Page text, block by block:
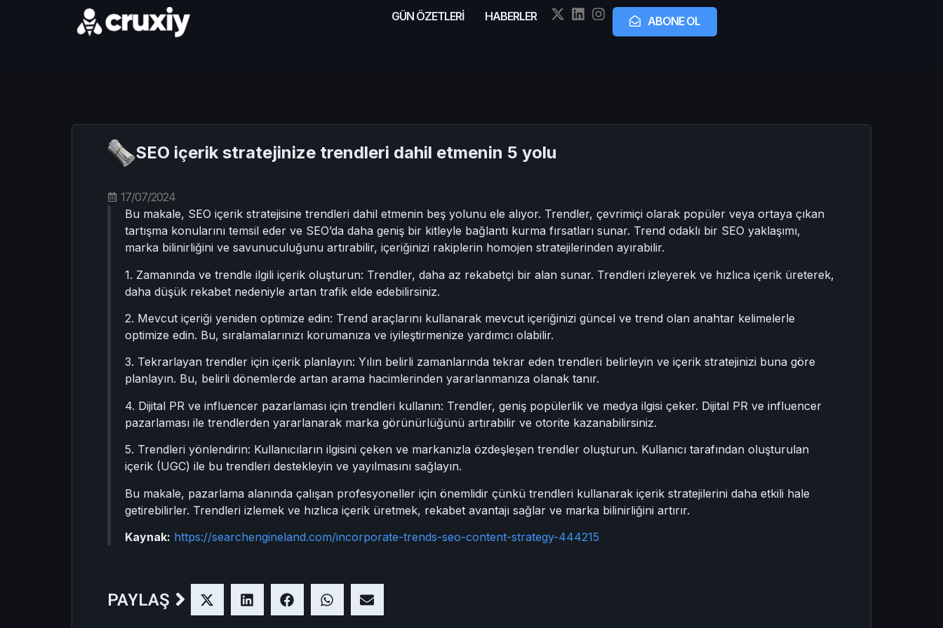
GÜN ÖZETLERİ HABERLER ABONE OL
SEO içerik stratejinize trendleri dahil etmenin 5 yolu
17/07/2024
Bu makale, SEO içerik stratejisine trendleri dahil etmenin beş yolunu ele alıyor. Trendler, çevrimiçi olarak popüler veya ortaya çıkan
tartışma konularını temsil eder ve SEO’da daha geniş bir kitleyle bağlantı kurma fırsatları sunar. Trend odaklı bir SEO yaklaşımı,
marka bilinirliğini ve savunuculuğunu artırabilir, içeriğinizi rakiplerin homojen stratejilerinden ayırabilir.
1. Zamanında ve trendle ilgili içerik oluşturun: Trendler, daha az rekabetçi bir alan sunar. Trendleri izleyerek ve hızlıca içerik üreterek,
daha düşük rekabet nedeniyle artan trafik elde edebilirsiniz.
2. Mevcut içeriği yeniden optimize edin: Trend araçlarını kullanarak mevcut içeriğinizi güncel ve trend olan anahtar kelimelerle
optimize edin. Bu, sıralamalarınızı korumanıza ve iyileştirmenize yardımcı olabilir.
3. Tekrarlayan trendler için içerik planlayın: Yılın belirli zamanlarında tekrar eden trendleri belirleyin ve içerik stratejinizi buna göre
planlayın. Bu, belirli dönemlerde artan arama hacimlerinden yararlanmanıza olanak tanır.
4. Dijital PR ve influencer pazarlaması için trendleri kullanın: Trendler, geniş popülerlik ve medya ilgisi çeker. Dijital PR ve influencer
pazarlaması ile trendlerden yararlanarak marka görünürlüğünü artırabilir ve otorite kazanabilirsiniz.
5. Trendleri yönlendirin: Kullanıcıların ilgisini çeken ve markanızla özdeşleşen trendler oluşturun. Kullanıcı tarafından oluşturulan
içerik (UGC) ile bu trendleri destekleyin ve yayılmasını sağlayın.
Bu makale, pazarlama alanında çalışan profesyoneller için önemlidir çünkü trendleri kullanarak içerik stratejilerini daha etkili hale
getirebilirler. Trendleri izlemek ve hızlıca içerik üretmek, rekabet avantajı sağlar ve marka bilinirliğini artırır.
Kaynak: https://searchengineland.com/incorporate-trends-seo-content-strategy-444215
PAYLAŞ